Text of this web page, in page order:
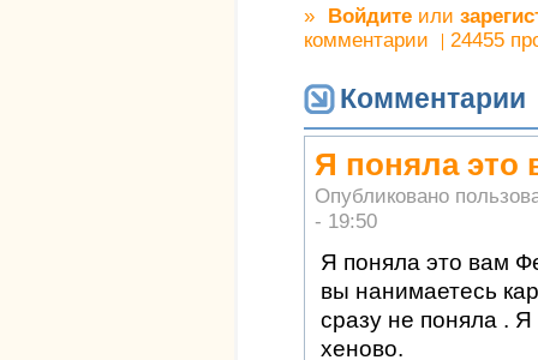
» Войдите или
комментарии
24455
Комментарии
Я поняла это
Опубликовано
- 19:50
Я поняла это вам
вы нанимаетесь
сразу не поняла .
хеново.